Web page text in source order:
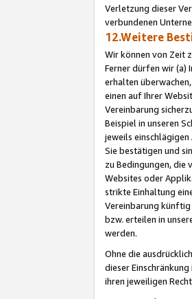
Verletzung dieser
verbundenen
12.Weitere
Wir können von Zeit
Ferner dürfen wir (a)
erhalten
einen auf Ihrer
Vereinbarung
Beispiel in unseren
jeweils
Sie bestätigen und
zu Bedingungen, die
Websites oder
strikte Einhaltung
Vereinbarung künftig
bzw. erteilen in
werden.
Ohne die
dieser
ihren jeweiligen